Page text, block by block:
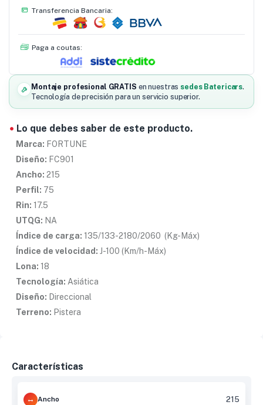
Transferencia Bancaria:
Paga a coutas:
Montaje profesional GRATIS en nuestras sedes Batericars.
Tecnología de precisión para un servicio superior.
Lo que debes saber de este producto.
Marca: FORTUNE
Diseño: FC901
Ancho: 215
Perfil: 75
Rin: 17.5
UTQG: NA
Índice de carga: 135/133-2180/2060 (Kg-Máx)
Índice de velocidad: J-100 (Km/h-Máx)
Lona: 18
Tecnología: Asiática
Diseño: Direccional
Terreno: Pistera
Características
Ancho 215